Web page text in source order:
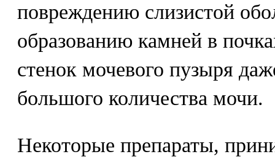
повреждению слизистой
образованию камней в
стенок мочевого пузыря
большого количества мочи.
Некоторые препараты,